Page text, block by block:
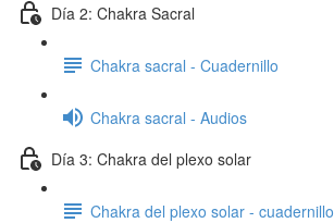
Día 2: Chakra Sacral
Chakra sacral - Cuadernillo
Chakra sacral - Audios
Día 3: Chakra del plexo solar
Chakra del plexo solar - cuadernillo